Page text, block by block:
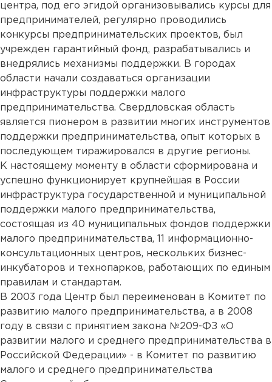
центра, под его эгидой организовывались курсы для
предпринимателей, регулярно проводились
конкурсы предпринимательских проектов, был
учрежден гарантийный фонд, разрабатывались и
внедрялись механизмы поддержки. В городах
области начали создаваться организации
инфраструктуры поддержки малого
предпринимательства. Свердловская область
является пионером в развитии многих инструментов
поддержки предпринимательства, опыт которых в
последующем тиражировался в другие регионы.
К настоящему моменту в области сформирована и
успешно функционирует крупнейшая в России
инфраструктура государственной и муниципальной
поддержки малого предпринимательства,
состоящая из 40 муниципальных фондов поддержки
малого предпринимательства, 11 информационно-
консультационных центров, нескольких бизнес-
инкубаторов и технопарков, работающих по единым
правилам и стандартам.
В 2003 года Центр был переименован в Комитет по
развитию малого предпринимательства, а в 2008
году в связи с принятием закона №209-ФЗ «О
развитии малого и среднего предпринимательства в
Российской Федерации» - в Комитет по развитию
малого и среднего предпринимательства